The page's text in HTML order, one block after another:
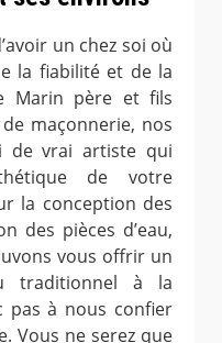
un chez soi où
la fiabilité et de la
Marin père et fils
maçonnerie, nos
de vrai artiste qui
de votre
la conception des
des pièces d’eau,
vous offrir un
traditionnel à la
pas à nous confier
Vous ne serez que